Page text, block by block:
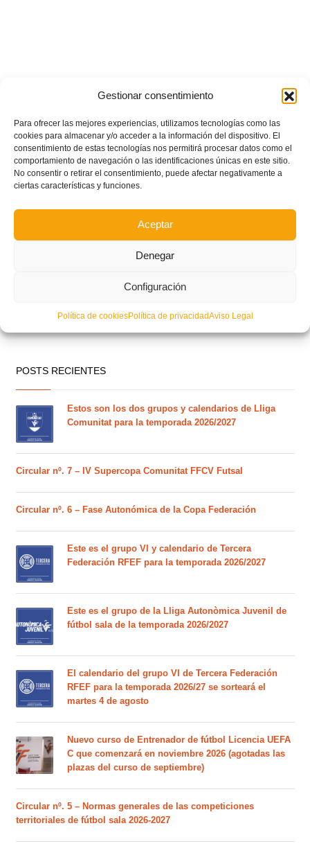
Gestionar consentimiento
Para ofrecer las mejores experiencias, utilizamos tecnologías como las
cookies para almacenar y/o acceder a la información del dispositivo. El
consentimiento de estas tecnologías nos permitirá procesar datos como el
comportamiento de navegación o las identificaciones únicas en este sitio.
No consentir o retirar el consentimiento, puede afectar negativamente a
ciertas características y funciones.
Aceptar
Denegar
Configuración
Política de cookiesPolítica de privacidadAviso Legal
POSTS RECIENTES
Estos son los dos grupos y calendarios de Lliga
Comunitat para la temporada 2026/2027
Circular nº. 7 – IV Supercopa Comunitat FFCV Futsal
Circular nº. 6 – Fase Autonómica de la Copa Federación
Este es el grupo VI y calendario de Tercera
Federación RFEF para la temporada 2026/2027
Este es el grupo de la Lliga Autonòmica Juvenil de
fútbol sala de la temporada 2026/2027
El calendario del grupo VI de Tercera Federación
RFEF para la temporada 2026/27 se sorteará el
martes 4 de agosto
Nuevo curso de Entrenador de fútbol Licencia UEFA
C que comenzará en noviembre 2026 (agotadas las
plazas del curso de septiembre)
Circular nº. 5 – Normas generales de las competiciones
territoriales de fútbol sala 2026-2027